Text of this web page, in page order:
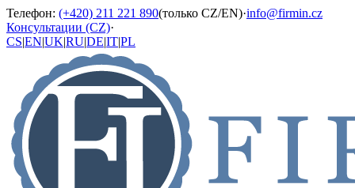
Телефон: (+420) 211 221 890(только CZ/EN)·info@firmin.cz
Консультации (CZ)·
CS|EN|UK|RU|DE|IT|PL